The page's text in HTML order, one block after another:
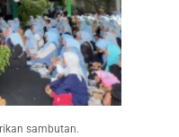
sambutan.